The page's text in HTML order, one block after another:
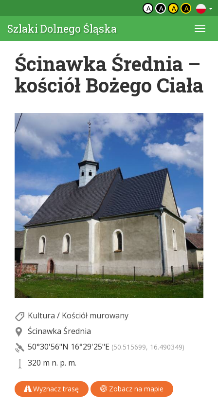
A A A A
Szlaki Dolnego Śląska
Ścinawka Średnia –
kościół Bożego Ciała
Kultura / Kościół murowany
Ścinawka Średnia
50°30'56"N 16°29'25"E (50.515699, 16.490349)
320 m n. p. m.
Wyznacz trasę Zobacz na mapie